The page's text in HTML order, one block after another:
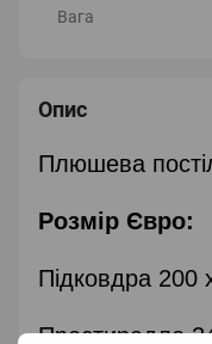
Вага
Опис
Плюшева
Розмір Євро:
Підковдра 200
Простирадло